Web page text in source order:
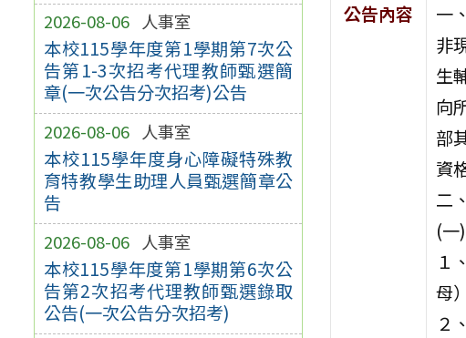
2026-08-06 人事室
本校115學年度第1學期第7次公
告第1-3次招考代理教師甄選簡
章(一次公告分次招考)公告
2026-08-06 人事室
本校115學年度身心障礙特殊教
育特教學生助理人員甄選簡章公
告
2026-08-06 人事室
本校115學年度第1學期第6次公
告第2次招考代理教師甄選錄取
公告(一次公告分次招考)
公告內容
一
非
生
向
部
資
二
(一
１
母
２